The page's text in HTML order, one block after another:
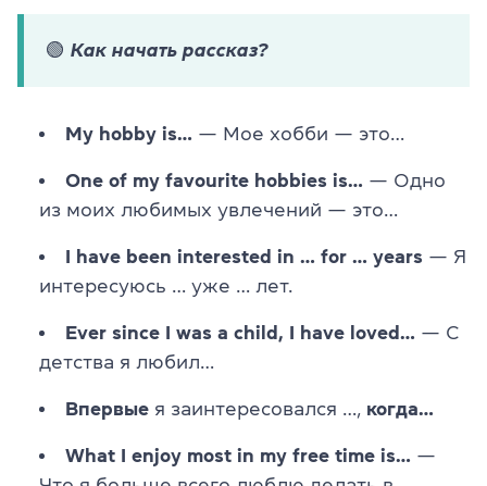
🟢 Как начать рассказ?
My hobby is… — Мое хобби — это…
One of my favourite hobbies is… — Одно
из моих любимых увлечений — это…
I have been interested in … for … years — Я
интересуюсь … уже … лет.
Ever since I was a child, I have loved… — С
детства я любил…
Впервые я заинтересовался …, когда…
What I enjoy most in my free time is… —